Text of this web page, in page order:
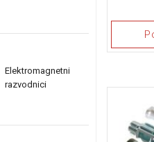
Elektromagnetni
razvodnici